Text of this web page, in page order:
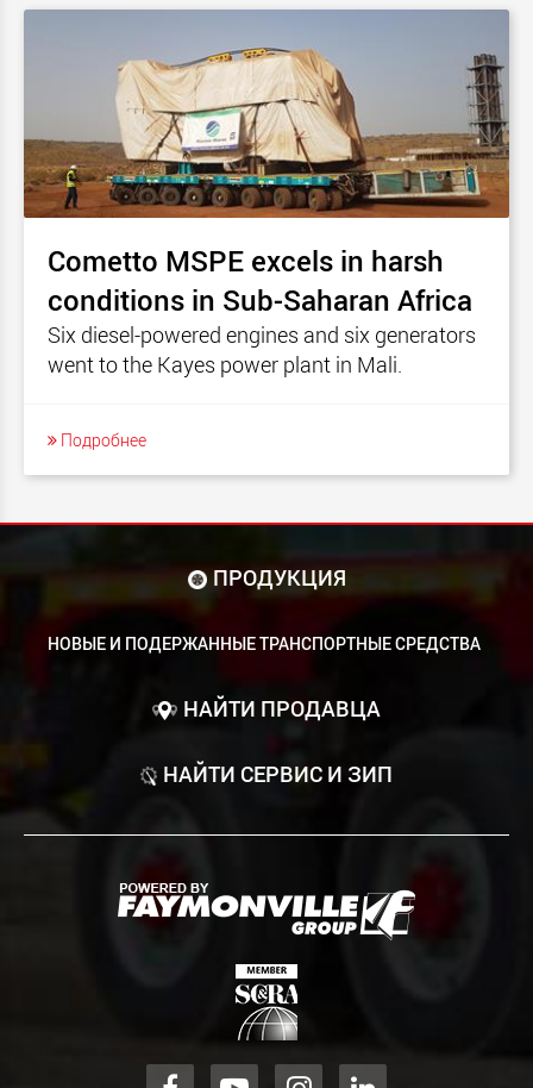
Cometto MSPE excels in harsh
conditions in Sub-Saharan Africa
Six diesel-powered engines and six generators
went to the Kayes power plant in Mali.
Подробнее
ПРОДУКЦИЯ
НОВЫЕ И ПОДЕРЖАННЫЕ ТРАНСПОРТНЫЕ СРЕДСТВА
НАЙТИ ПРОДАВЦА
НАЙТИ СЕРВИС И ЗИП